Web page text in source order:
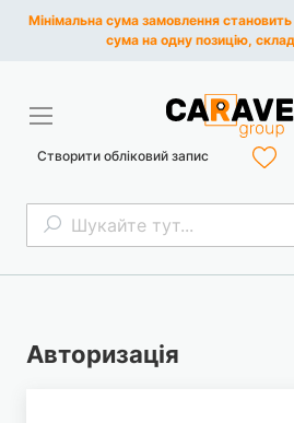
Мінімальна сума замовлення
сума на одну позицію,
Пошук
Створити обліковий запис
Авторизація